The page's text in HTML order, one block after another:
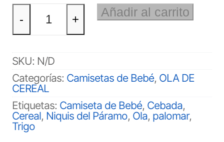
OLA
DE
Bebé
- +
Añadir al carrito
SKU: N/D
Categorías: Camisetas de Bebé, OLA DE
CEREAL
Etiquetas: Camiseta de Bebé, Cebada,
Cereal, Niquis del Páramo, Ola, palomar,
Trigo